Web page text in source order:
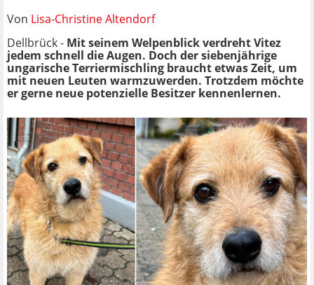
Von Lisa-Christine Altendorf
Dellbrück - Mit seinem Welpenblick verdreht Vitez
jedem schnell die Augen. Doch der siebenjährige
ungarische Terriermischling braucht etwas Zeit, um
mit neuen Leuten warmzuwerden. Trotzdem möchte
er gerne neue potenzielle Besitzer kennenlernen.